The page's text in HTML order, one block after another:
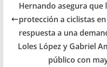
Hernando asegura que
protección a ciclistas
respuesta a una
Loles López y Gabriel
público con